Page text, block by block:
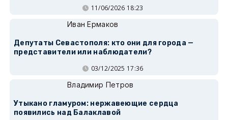
11/06/2026 18:23
Иван Ермаков
Депутаты Севастополя: кто они для города —
представители или наблюдатели?
03/12/2025 17:36
Владимир Петров
Утыкано гламуром: нержавеющие сердца
появились над Балаклавой